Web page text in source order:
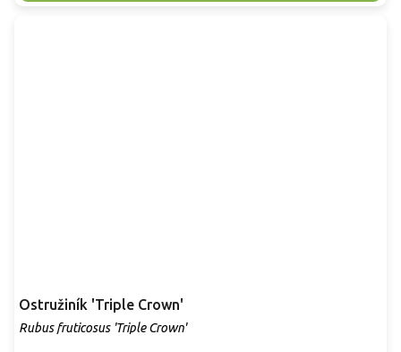
Ostružiník 'Triple Crown'
Rubus fruticosus 'Triple Crown'